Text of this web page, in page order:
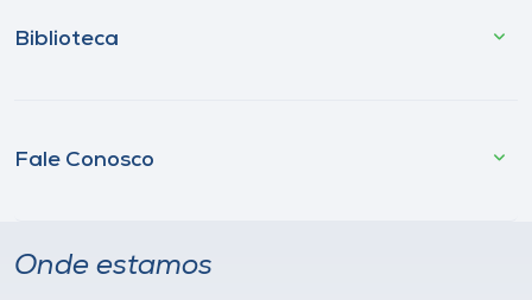
Biblioteca
Fale Conosco
Onde estamos